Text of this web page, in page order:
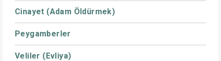
Cinayet (Adam Öldürmek)
Peygamberler
Veliler (Evliya)